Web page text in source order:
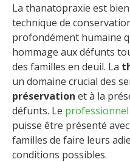
La thanatopraxie est
technique de
profondément humaine
hommage aux défunts
des familles en deuil. La
un domaine crucial des
préservation et à la
défunts. Le professionnel
puisse être présenté
familles de faire leurs
conditions possibles.